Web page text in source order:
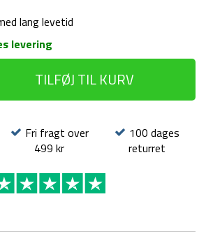
lang levetid
levering
TILFØJ TIL KURV
Fri fragt over
499 kr
100 dages
returret